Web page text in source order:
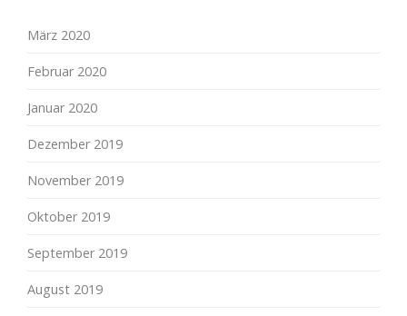
März 2020
Februar 2020
Januar 2020
Dezember 2019
November 2019
Oktober 2019
September 2019
August 2019